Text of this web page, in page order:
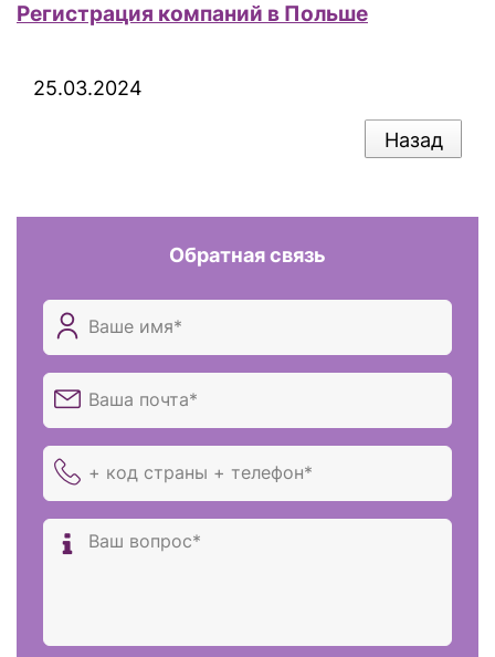
Регистрация компаний в Польше
25.03.2024
Назад
Обратная связь